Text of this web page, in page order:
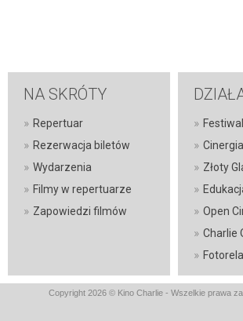
NA SKRÓTY
» Repertuar
» Rezerwacja biletów
» Wydarzenia
» Filmy w repertuarze
» Zapowiedzi filmów
»
» Cinergia
» Złoty
»
» Open
» Charlie
»
Copyright 2026 © Kino Charlie - Wszelkie prawa